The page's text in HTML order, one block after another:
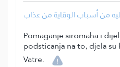
من أسباب الوقاية من عذاب
Pomaganje siromaha i
podsticanja na to, djela
Vatre.